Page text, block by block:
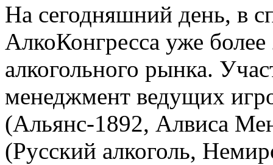
На сегодняшний день, в
АлкоКонгресса уже более
алкогольного рынка.
менеджмент ведущих
(Альянс-1892, Алвиса
(Русский алкоголь,